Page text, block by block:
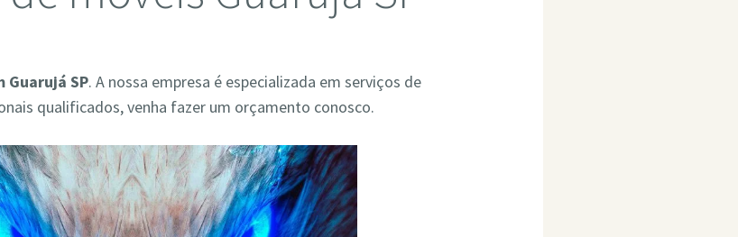
Guarujá SP. A nossa empresa é especializada em serviços de
qualificados, venha fazer um orçamento conosco.